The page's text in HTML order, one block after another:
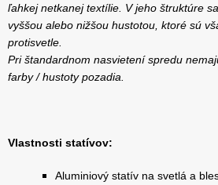
ľahkej netkanej textílie. V jeho štruktúre
vyššou alebo nižšou hustotou, ktoré sú
protisvetle.
Pri štandardnom nasvietení spredu
farby / hustoty pozadia.
Vlastnosti statívov:
Aluminiový statív na svetlá a